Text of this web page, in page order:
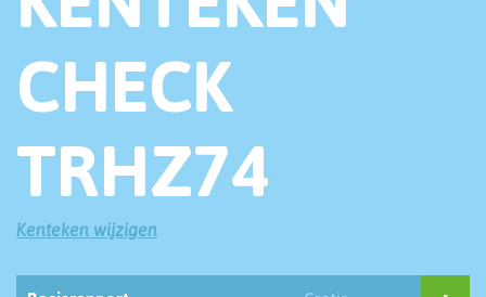
CHECK
TRHZ74
Kenteken wijzigen